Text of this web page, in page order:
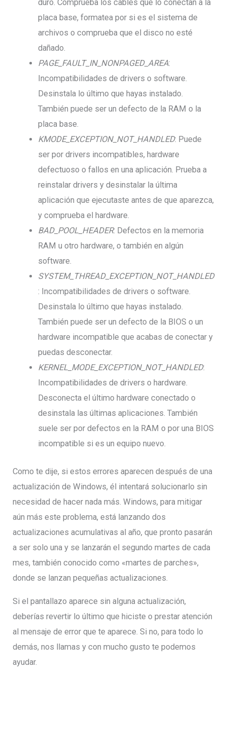
duro. Comprueba los cables que lo conectan a la
placa base, formatea por si es el sistema de
archivos o comprueba que el disco no esté
dañado.
PAGE_FAULT_IN_NONPAGED_AREA:
Incompatibilidades de drivers o software.
Desinstala lo último que hayas instalado.
También puede ser un defecto de la RAM o la
placa base.
KMODE_EXCEPTION_NOT_HANDLED: Puede
ser por drivers incompatibles, hardware
defectuoso o fallos en una aplicación. Prueba a
reinstalar drivers y desinstalar la última
aplicación que ejecutaste antes de que aparezca,
y comprueba el hardware.
BAD_POOL_HEADER: Defectos en la memoria
RAM u otro hardware, o también en algún
software.
SYSTEM_THREAD_EXCEPTION_NOT_HANDLED
: Incompatibilidades de drivers o software.
Desinstala lo último que hayas instalado.
También puede ser un defecto de la BIOS o un
hardware incompatible que acabas de conectar y
puedas desconectar.
KERNEL_MODE_EXCEPTION_NOT_HANDLED:
Incompatibilidades de drivers o hardware.
Desconecta el último hardware conectado o
desinstala las últimas aplicaciones. También
suele ser por defectos en la RAM o por una BIOS
incompatible si es un equipo nuevo.
Como te dije, si estos errores aparecen después de una
actualización de Windows, él intentará solucionarlo sin
necesidad de hacer nada más. Windows, para mitigar
aún más este problema, está lanzando dos
actualizaciones acumulativas al año, que pronto pasarán
a ser solo una y se lanzarán el segundo martes de cada
mes, también conocido como «martes de parches»,
donde se lanzan pequeñas actualizaciones.
Si el pantallazo aparece sin alguna actualización,
deberías revertir lo último que hiciste o prestar atención
al mensaje de error que te aparece. Si no, para todo lo
demás, nos llamas y con mucho gusto te podemos
ayudar.